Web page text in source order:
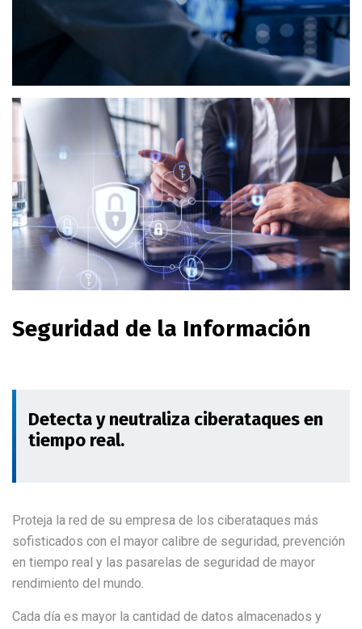
Seguridad de la Información
Detecta y neutraliza ciberataques en
tiempo real.
Proteja la red de su empresa de los ciberataques más
sofisticados con el mayor calibre de seguridad, prevención
en tiempo real y las pasarelas de seguridad de mayor
rendimiento del mundo.
Cada día es mayor la cantidad de datos almacenados y